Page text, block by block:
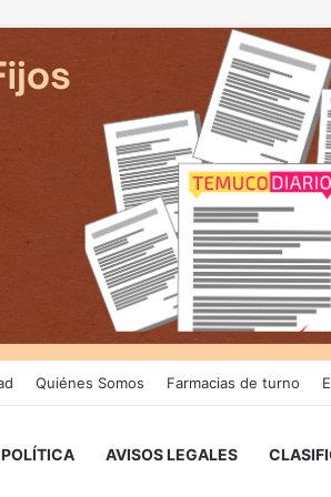
Quiénes Somos Farmacias de turno
POLÍTICA AVISOS LEGALES